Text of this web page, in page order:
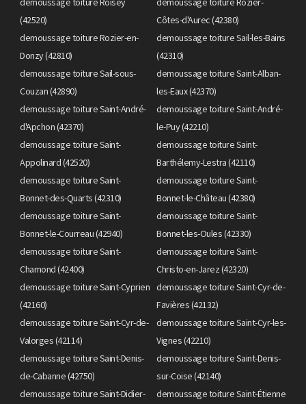
(42520)
Côtes-d'Aurec (42380)
demoussage toiture Rozier-en-
Donzy (42810)
demoussage toiture Sail-les-Bains
(42310)
demoussage toiture Sail-sous-
Couzan (42890)
demoussage toiture Saint-Alban-
les-Eaux (42370)
demoussage toiture Saint-André-
d'Apchon (42370)
demoussage toiture Saint-André-
le-Puy (42210)
demoussage toiture Saint-
Appolinard (42520)
demoussage toiture Saint-
Barthélemy-Lestra (42110)
demoussage toiture Saint-
Bonnet-des-Quarts (42310)
demoussage toiture Saint-
Bonnet-le-Château (42380)
demoussage toiture Saint-
Bonnet-le-Courreau (42940)
demoussage toiture Saint-
Bonnet-les-Oules (42330)
demoussage toiture Saint-
Chamond (42400)
demoussage toiture Saint-
Christo-en-Jarez (42320)
demoussage toiture Saint-Cyprien
(42160)
demoussage toiture Saint-Cyr-de-
Favières (42132)
demoussage toiture Saint-Cyr-de-
Valorges (42114)
demoussage toiture Saint-Cyr-les-
Vignes (42210)
demoussage toiture Saint-Denis-
de-Cabanne (42750)
demoussage toiture Saint-Denis-
sur-Coise (42140)
demoussage toiture Saint-Didier-
demoussage toiture Saint-Étienne